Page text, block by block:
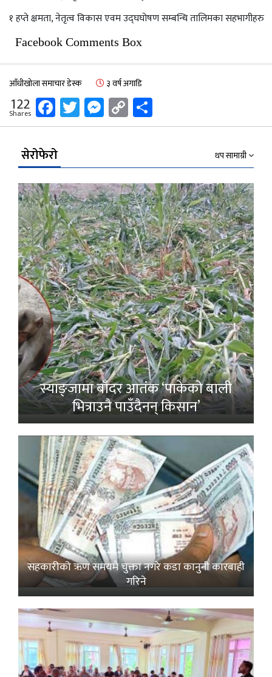
१ हप्ते क्षमता, नेतृत्व विकास एवम उद्घघोषण सम्बन्धि तालिमका सहभागीहरु
Facebook Comments Box
आँधीखोला समाचार डेस्क ३ वर्ष अगाडि
122
Shares Facebook
Twitter
Messenger
Copy
Link
सेरोफेरो थप सामाग्री
स्याङ्जामा बाँदर आतंक ‘पाकेको बाली
भित्राउनै पाउँदैनन् किसान’
सहकारीको ऋण समयमै चुक्ता नगरे कडा कानुनी कारबाही
गरिने